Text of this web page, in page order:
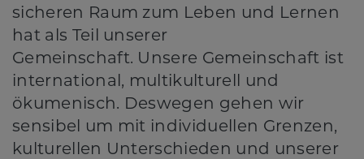
sicheren Raum zum Leben und Lernen
hat als Teil unserer
Gemeinschaft. Unsere Gemeinschaft ist
international, multikulturell und
ökumenisch. Deswegen gehen wir
sensibel um mit individuellen Grenzen,
kulturellen Unterschieden und unserer